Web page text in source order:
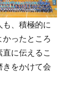
も、積極的に
ったところ
に伝えるこ
きをかけて会